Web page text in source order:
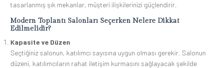
tasarlanmış şık mekanlar, müşteri ilişkilerinizi güçlendirir.
Modern Toplantı Salonları Seçerken Nelere Dikkat
Edilmelidir?
Kapasite ve Düzen
Seçtiğiniz salonun, katılımcı sayısına uygun olması gerekir. Salonun
düzeni, katılımcıların rahat iletişim kurmasını sağlayacak şekilde